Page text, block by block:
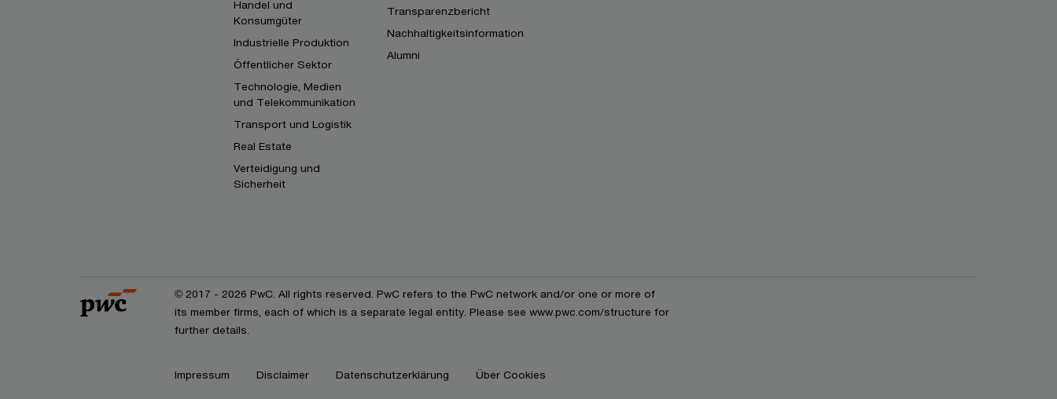
Handel und
Konsumgüter
Industrielle Produktion
Öffentlicher Sektor
Technologie, Medien
und Telekommunikation
Transport und Logistik
Real Estate
Verteidigung und
Sicherheit
Transparenzbericht
Nachhaltigkeitsinformation
Alumni
© 2017 - 2026 PwC. All rights reserved. PwC refers to the PwC network and/or one or more of
its member firms, each of which is a separate legal entity. Please see www.pwc.com/structure for
further details.
Impressum Disclaimer Datenschutzerklärung Über Cookies